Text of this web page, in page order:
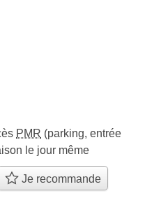
PMR (parking, entrée
le jour même
Je recommande